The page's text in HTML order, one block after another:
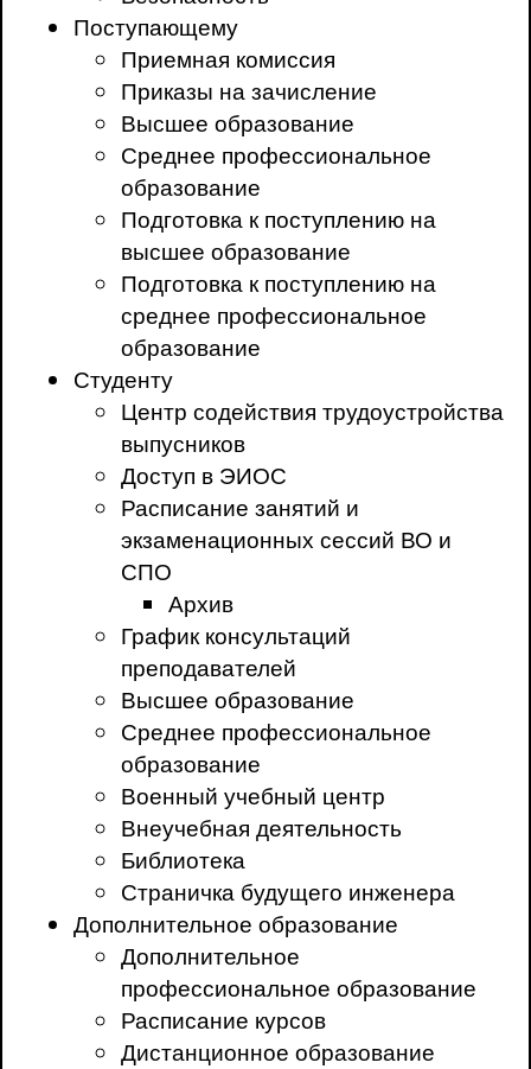
Поступающему
Приемная комиссия
Приказы на зачисление
Высшее образование
Среднее профессиональное
образование
Подготовка к поступлению на
высшее образование
Подготовка к поступлению на
среднее профессиональное
образование
Студенту
Центр содействия трудоустройства
выпусников
Доступ в ЭИОС
Расписание занятий и
экзаменационных сессий ВО и
СПО
Архив
График консультаций
преподавателей
Высшее образование
Среднее профессиональное
образование
Военный учебный центр
Внеучебная деятельность
Библиотека
Страничка будущего инженера
Дополнительное образование
Дополнительное
профессиональное образование
Расписание курсов
Дистанционное образование